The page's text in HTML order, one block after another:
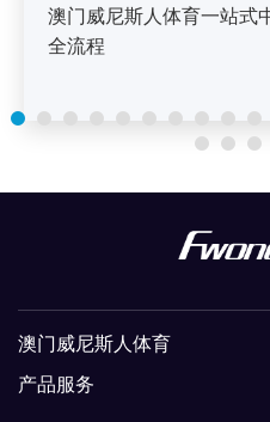
澳门威尼斯人体育一站式
全流程
澳门威尼斯人体育
产品服务